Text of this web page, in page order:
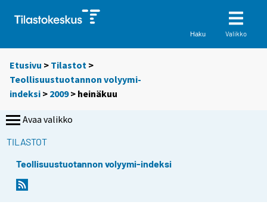
Haku Valikko
Etusivu > Tilastot >
Teollisuustuotannon volyymi-
indeksi > 2009> heinäkuu
Avaa valikko
TILASTOT
Teollisuustuotannon volyymi-indeksi